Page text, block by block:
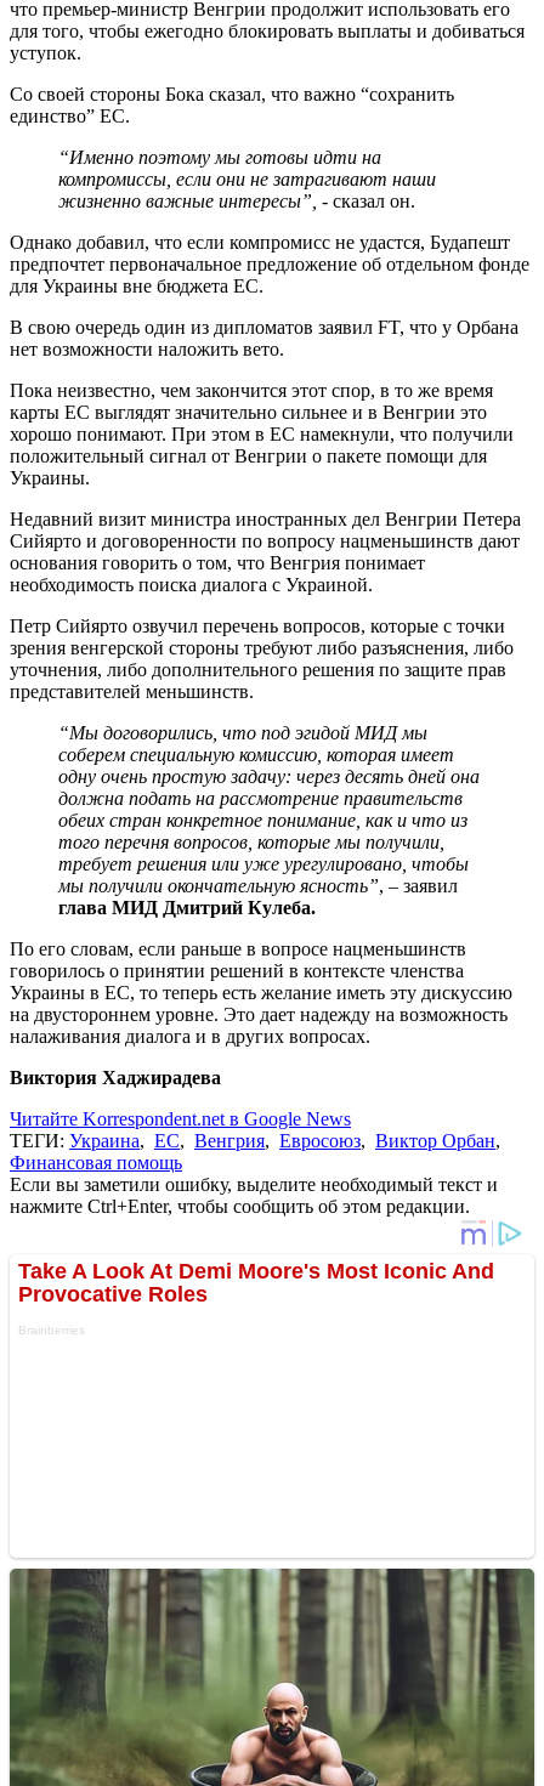
что премьер-министр Венгрии продолжит использовать его
для того, чтобы ежегодно блокировать выплаты и добиваться
уступок.
Со своей стороны Бока сказал, что важно “сохранить
единство” ЕС.
“Именно поэтому мы готовы идти на
компромиссы, если они не затрагивают наши
жизненно важные интересы”, - сказал он.
Однако добавил, что если компромисс не удастся, Будапешт
предпочтет первоначальное предложение об отдельном фонде
для Украины вне бюджета ЕС.
В свою очередь один из дипломатов заявил FT, что у Орбана
нет возможности наложить вето.
Пока неизвестно, чем закончится этот спор, в то же время
карты ЕС выглядят значительно сильнее и в Венгрии это
хорошо понимают. При этом в ЕС намекнули, что получили
положительный сигнал от Венгрии о пакете помощи для
Украины.
Недавний визит министра иностранных дел Венгрии Петера
Сийярто и договоренности по вопросу нацменьшинств дают
основания говорить о том, что Венгрия понимает
необходимость поиска диалога с Украиной.
Петр Сийярто озвучил перечень вопросов, которые с точки
зрения венгерской стороны требуют либо разъяснения, либо
уточнения, либо дополнительного решения по защите прав
представителей меньшинств.
“Мы договорились, что под эгидой МИД мы
соберем специальную комиссию, которая имеет
одну очень простую задачу: через десять дней она
должна подать на рассмотрение правительств
обеих стран конкретное понимание, как и что из
того перечня вопросов, которые мы получили,
требует решения или уже урегулировано, чтобы
мы получили окончательную ясность”, – заявил
глава МИД Дмитрий Кулеба.
По его словам, если раньше в вопросе нацменьшинств
говорилось о принятии решений в контексте членства
Украины в ЕС, то теперь есть желание иметь эту дискуссию
на двустороннем уровне. Это дает надежду на возможность
налаживания диалога и в других вопросах.
Виктория Хаджирадева
Читайте Korrespondent.net в Google News
ТЕГИ: Украина, ЕС, Венгрия, Евросоюз, Виктор Орбан,
Финансовая помощь
Если вы заметили ошибку, выделите необходимый текст и
нажмите Ctrl+Enter, чтобы сообщить об этом редакции.